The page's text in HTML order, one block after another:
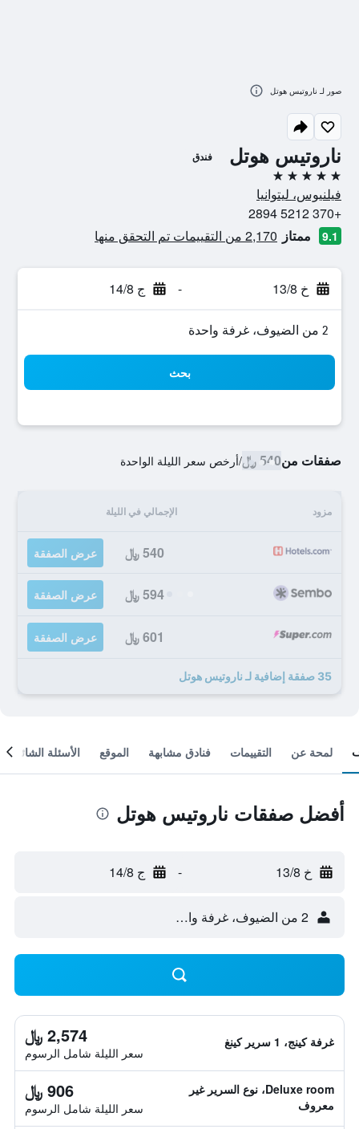
ناروتيس هوتل فندق
5 نجوم
فيلنيوس، ليتوانيا
+370 5212 2894
9.1 ممتاز 2,170 من التقييمات تم التحقق منها
خ 13/8 - ج 14/8
2 من الضيوف، غرفة واحدة
بحث
صفقات من540 ﷼ /أرخص سعر الليلة الواحدة
مزود الإجمالي في الليلة
540 ﷼ عرض الصفقة
594 ﷼ عرض الصفقة
601 ﷼ عرض الصفقة
35 صفقة إضافية لـ ناروتيس هوتل
صور لـ ناروتيس هوتل
لمحة عن التقييمات فنادق مشابهة الموقع الأسئلة الشائعة
أفضل صفقات ناروتيس هوتل
خ 13/8 - ج 14/8
2 من الضيوف، غرفة واحدة
غرفة كينج، 1 سرير كينغ 2,574 ﷼
سعر الليلة شامل الرسوم
Deluxe room، نوع السرير غير
معروف
906 ﷼
سعر الليلة شامل الرسوم